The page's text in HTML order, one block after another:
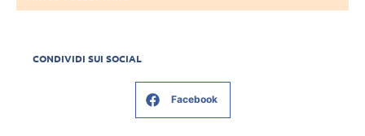
CONDIVIDI SUI SOCIAL
Facebook